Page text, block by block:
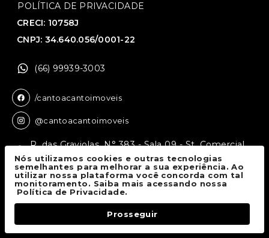
POLÍTICA DE PRIVACIDADE
CRECI: 10758J
CNPJ: 34.640.056/0001-22
(66) 99939-3003
/cantoacantoimoveis
@cantoacantoimoveis
R. das Graviolas, N° 383 - Sala 09 - St. Comercial,
Sinop - MT, 78550-136
Canto a Canto Imóveis© 2026.
Todos os direitos reservados.
Nós utilizamos cookies e outras tecnologias
semelhantes para melhorar a sua experiência. Ao
utilizar nossa plataforma você concorda com tal
monitoramento. Saiba mais acessando nossa
Política de Privacidade.
Prosseguir